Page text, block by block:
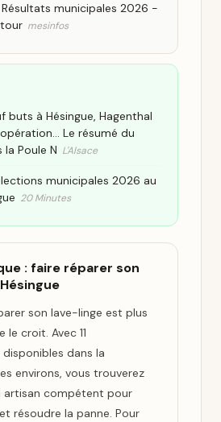
municipales 2026 -
mesinfos
buts à Hésingue, Hagenthal
Le résumé du
Poule N L'Alsace
municipales 2026 au
20 Minutes
: faire réparer son
son lave-linge est plus
le croit. Avec 11
dans la
environs, vous trouverez
artisan compétent pour
résoudre la panne. Pour